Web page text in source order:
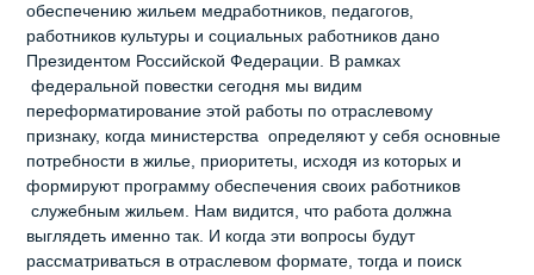
обеспечению жильем медработников, педагогов,
работников культуры и социальных работников дано
Президентом Российской Федерации. В рамках
федеральной повестки сегодня мы видим
переформатирование этой работы по отраслевому
признаку, когда министерства определяют у себя основные
потребности в жилье, приоритеты, исходя из которых и
формируют программу обеспечения своих работников
служебным жильем. Нам видится, что работа должна
выглядеть именно так. И когда эти вопросы будут
рассматриваться в отраслевом формате, тогда и поиск